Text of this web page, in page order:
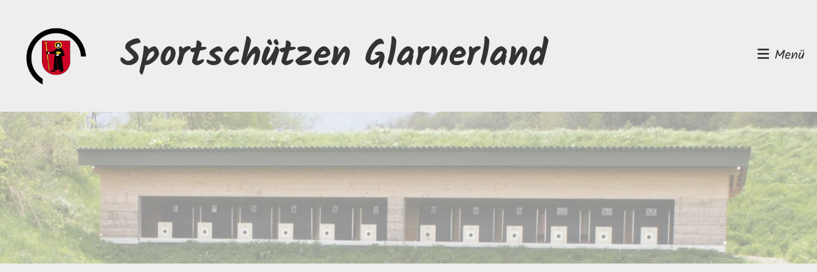
Sportschützen Glarnerland Menü